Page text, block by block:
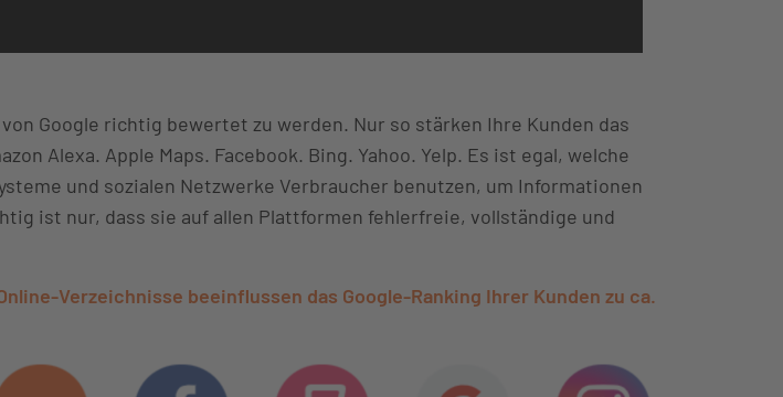
Google richtig bewertet zu werden. Nur so stärken Ihre Kunden das
Alexa. Apple Maps. Facebook. Bing. Yahoo. Yelp. Es ist egal, welche
und sozialen Netzwerke Verbraucher benutzen, um Informationen
ist nur, dass sie auf allen Plattformen fehlerfreie, vollständige und
Verzeichnisse beeinflussen das Google-Ranking Ihrer Kunden zu ca.